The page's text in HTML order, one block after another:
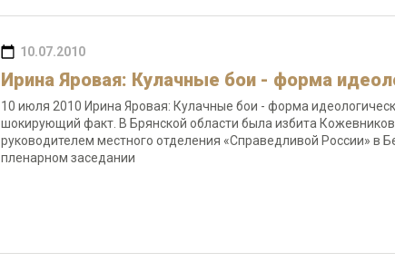
10.07.2010
Ирина Яровая: Кулачные бои - форма
10 июля 2010 Ирина Яровая: Кулачные бои - форма
шокирующий факт. В Брянской области была избита
руководителем местного отделения «Справедливой России» в
пленарном заседании